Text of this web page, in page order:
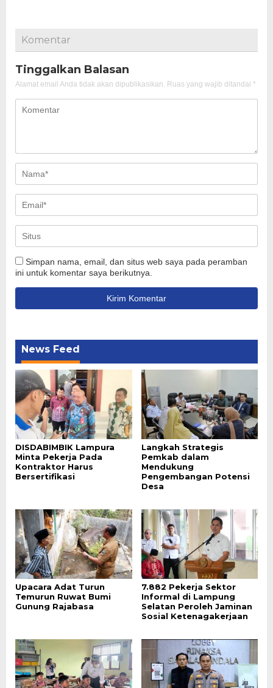
Komentar
Tinggalkan Balasan
Alamat email Anda tidak akan dipublikasikan. Ruas yang wajib ditandai *
Simpan nama, email, dan situs web saya pada peramban
ini untuk komentar saya berikutnya.
News Feed
DISDABIMBIK Lampura
Minta Pekerja Pada
Kontraktor Harus
Bersertifikasi
Langkah Strategis
Pemkab dalam
Mendukung
Pengembangan Potensi
Desa
Upacara Adat Turun
Temurun Ruwat Bumi
Gunung Rajabasa
7.882 Pekerja Sektor
Informal di Lampung
Selatan Peroleh Jaminan
Sosial Ketenagakerjaan